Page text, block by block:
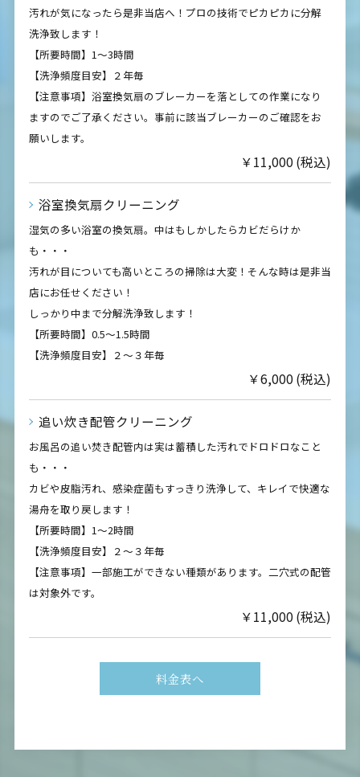
汚れが気になったら是非当店へ！プロの技術でピカピカに分解
洗浄致します！
【所要時間】1〜3時間
【洗浄頻度目安】２年毎
【注意事項】浴室換気扇のブレーカーを落としての作業になり
ますのでご了承ください。事前に該当ブレーカーのご確認をお
願いします。
￥11,000 (税込)
浴室換気扇クリーニング
湿気の多い浴室の換気扇。中はもしかしたらカビだらけか
も・・・
汚れが目についても高いところの掃除は大変！そんな時は是非当
店にお任せください！
しっかり中まで分解洗浄致します！
【所要時間】0.5～1.5時間
【洗浄頻度目安】２～３年毎
￥6,000 (税込)
追い炊き配管クリーニング
お風呂の追い焚き配管内は実は蓄積した汚れでドロドロなこと
も・・・
カビや皮脂汚れ、感染症菌もすっきり洗浄して、キレイで快適な
湯舟を取り戻します！
【所要時間】1～2時間
【洗浄頻度目安】２～３年毎
【注意事項】一部施工ができない種類があります。二穴式の配管
は対象外です。
￥11,000 (税込)
料金表へ